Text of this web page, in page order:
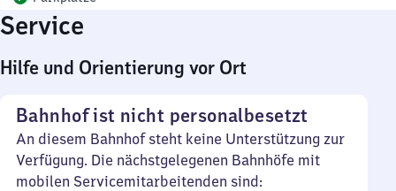
Service
Hilfe und Orientierung vor Ort
Bahnhof ist nicht personalbesetzt
An diesem Bahnhof steht keine Unterstützung zur
Verfügung. Die nächstgelegenen Bahnhöfe mit
mobilen Servicemitarbeitenden sind: